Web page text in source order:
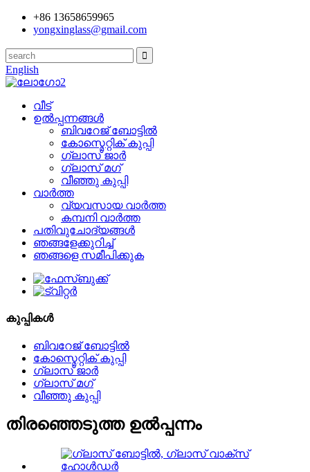
+86 13658659965
yongxinglass@gmail.com
English
വീട്
ഉൽപ്പന്നങ്ങൾ
ബിവറേജ് ബോട്ടിൽ
കോസ്മെറ്റിക് കുപ്പി
ഗ്ലാസ് ജാർ
ഗ്ലാസ് മഗ്
വീഞ്ഞു കുപ്പി
വാർത്ത
വ്യവസായ വാർത്ത
കമ്പനി വാർത്ത
പതിവുചോദ്യങ്ങൾ
ഞങ്ങളേക്കുറിച്ച്
ഞങ്ങളെ സമീപിക്കുക
കുപ്പികൾ
ബിവറേജ് ബോട്ടിൽ
കോസ്മെറ്റിക് കുപ്പി
ഗ്ലാസ് ജാർ
ഗ്ലാസ് മഗ്
വീഞ്ഞു കുപ്പി
തിരഞ്ഞെടുത്ത ഉൽപ്പന്നം